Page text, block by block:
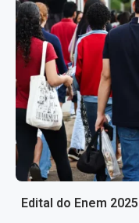
Edital do Enem